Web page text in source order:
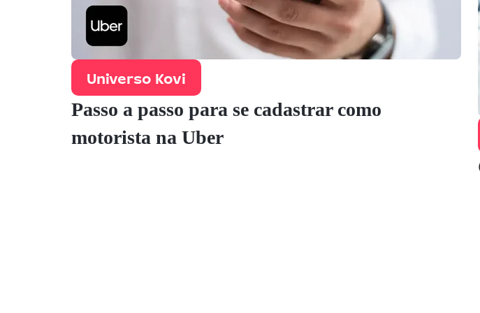
Universo Kovi
Passo a passo para se cadastrar como
motorista na Uber